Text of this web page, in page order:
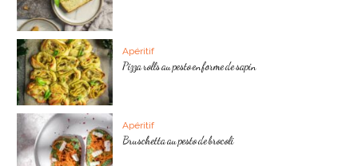
Apéritif
Pizza rolls au pesto en forme de sapin
Apéritif
Bruschetta au pesto de brocoli